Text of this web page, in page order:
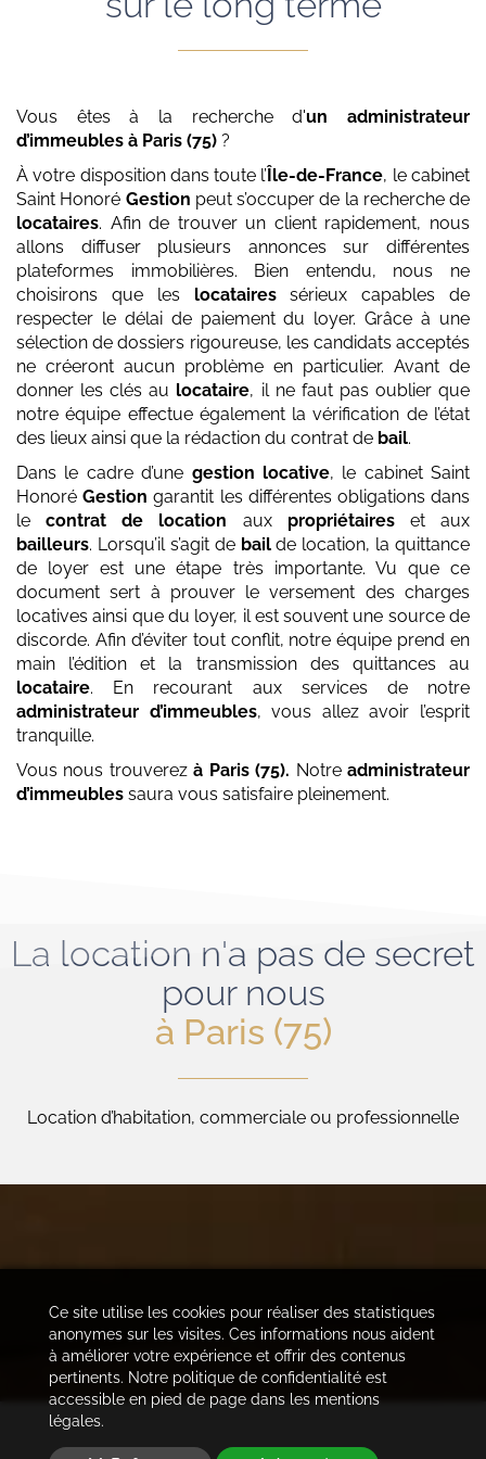
Vous êtes à la recherche d'un administrateur
d’immeubles à Paris (75) ?
À votre disposition dans toute l’ Île-de-France, le cabinet
Saint Honoré Gestion peut s’occuper de la recherche de
locataires. Afin de trouver un client rapidement, nous
allons diffuser plusieurs annonces sur différentes
plateformes immobilières. Bien entendu, nous ne
choisirons que les locatairessérieux capables de
respecter le délai de paiement du loyer. Grâce à une
sélection de dossiers rigoureuse, les candidats acceptés
ne créeront aucun problème en particulier. Avant de
donner les clés au locataire, il ne faut pas oublier que
notre équipe effectue également la vérification de l’état
des lieux ainsi que la rédaction du contrat de bail.
Dans le cadre d’une gestion locative, le cabinet Saint
HonoréGestion garantit les différentes obligations dans
lecontrat de location aux propriétaireset aux
bailleurs. Lorsqu’il s’agit de bailde location, la quittance
de loyer est une étape très importante. Vu que ce
document sert à prouver le versement des charges
locatives ainsi que du loyer, il est souvent une source de
discorde. Afin d’éviter tout conflit, notre équipe prend en
main l’édition et la transmission des quittances au
locataire. En recourant aux services de notre
administrateur d’immeubles, vous allez avoir l’esprit
tranquille.
Vous nous trouverezà Paris (75). Notreadministrateur
d’immeubles saura vous satisfaire pleinement.
La location n'a pas de secret
pour nous
à Paris (75)
Location d’habitation, commerciale ou professionnelle
Ce site utilise les cookies pour réaliser des statistiques
anonymes sur les visites. Ces informations nous aident
à améliorer votre expérience et offrir des contenus
pertinents. Notre politique de confidentialité est
accessible en pied de page dans les mentions
légales.